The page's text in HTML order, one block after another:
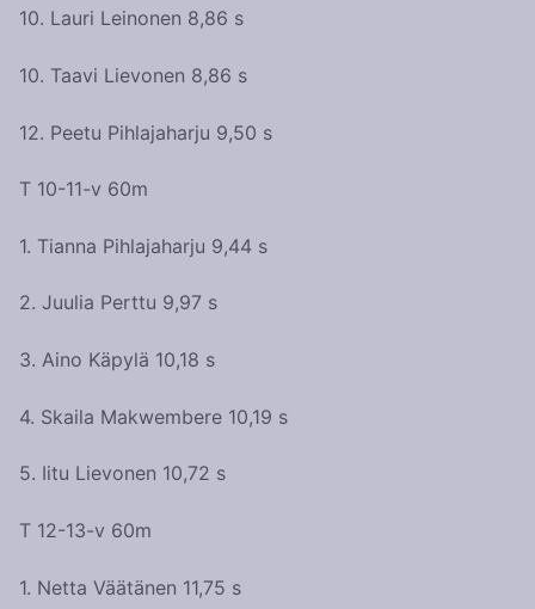
10. Lauri Leinonen 8,86 s
10. Taavi Lievonen 8,86 s
12. Peetu Pihlajaharju 9,50 s
T 10-11-v 60m
1. Tianna Pihlajaharju 9,44 s
2. Juulia Perttu 9,97 s
3. Aino Käpylä 10,18 s
4. Skaila Makwembere 10,19 s
5. Iitu Lievonen 10,72 s
T 12-13-v 60m
1. Netta Väätänen 11,75 s